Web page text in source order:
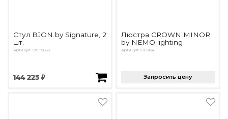
Стул BJON by Signature, 2
шт.
Артикул: OST6859
144 225 ₽
Люстра CROWN MINOR
by NEMO lighting
Артикул: OL1184
Запросить цену